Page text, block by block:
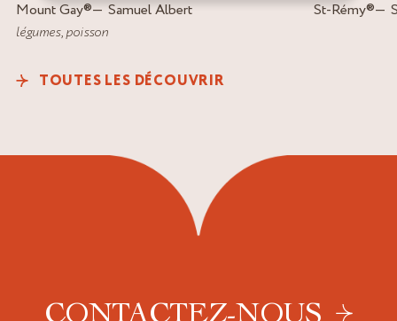
Mount Gay®
Samuel Albert
légumes,poisson
St-Rémy®
TOUTES LES DÉCOUVRIR
CONTACTEZ-NOUS